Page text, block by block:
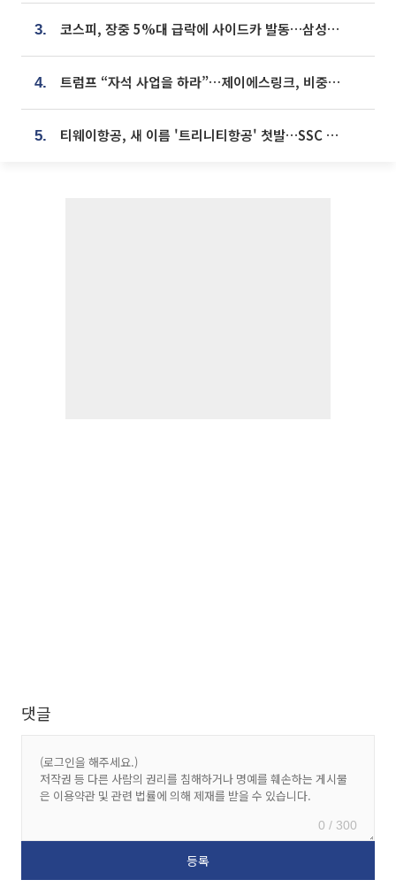
3. 코스피, 장중 5%대 급락에 사이드카 발동…삼성·SK 동반 폭락
4. 트럼프 “자석 사업을 하라”…제이에스링크, 비중국 영구자석 공급망 구축 속도
5. 티웨이항공, 새 이름 '트리니티항공' 첫발…SSC 전략 본격화
댓글
0 / 300